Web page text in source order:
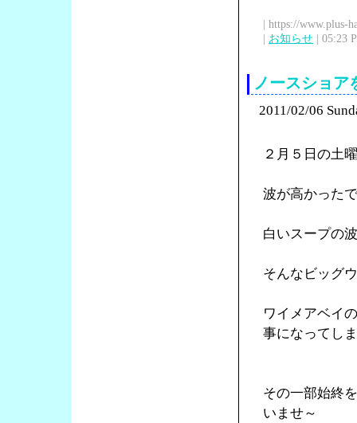
| https://www.plus-
| お知らせ | 05:23
ノースショア
2011/02/06
２月５日の土
波が高かった
白いスープの
そんなビッグ
ワイメアベイ
事になってし
その一部始終
いませ～